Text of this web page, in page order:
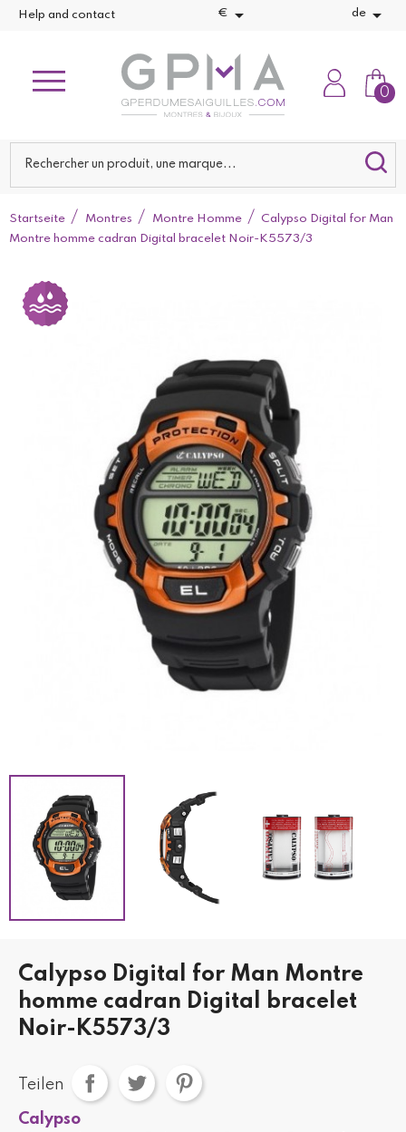
Help and contact €  de 
0
Startseite Montres Montre Homme
Calypso Digital for Man
Montre homme cadran Digital bracelet Noir-K5573/3
Calypso Digital for Man Montre
homme cadran Digital bracelet
Noir-K5573/3
Teilen
Calypso